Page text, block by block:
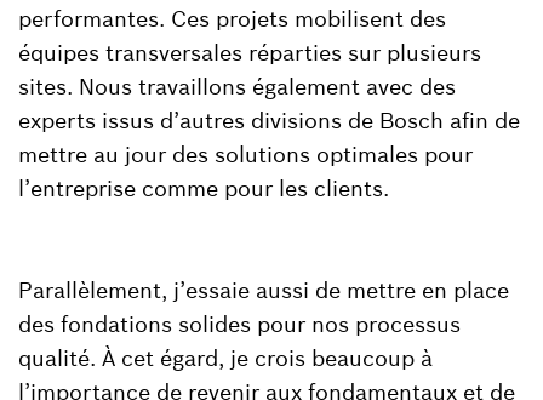
performantes. Ces projets mobilisent des
équipes transversales réparties sur plusieurs
sites. Nous travaillons également avec des
experts issus d’autres divisions de Bosch afin de
mettre au jour des solutions optimales pour
l’entreprise comme pour les clients.
Parallèlement, j’essaie aussi de mettre en place
des fondations solides pour nos processus
qualité. À cet égard, je crois beaucoup à
l’importance de revenir aux fondamentaux et de